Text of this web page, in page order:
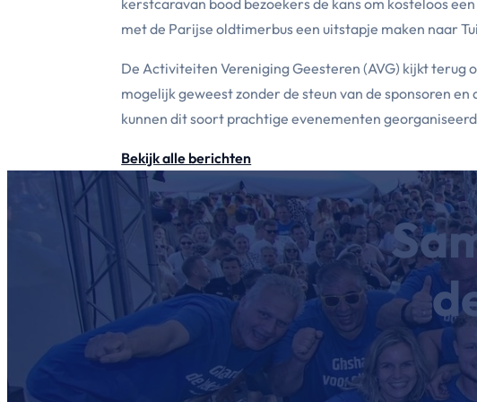
met de Parijse oldtimerbus een uitstapje maken naar
De Activiteiten Vereniging Geesteren (AVG) kijkt terug
mogelijk geweest zonder de steun van de sponsoren
kunnen dit soort prachtige evenementen
Bekijk alle berichten